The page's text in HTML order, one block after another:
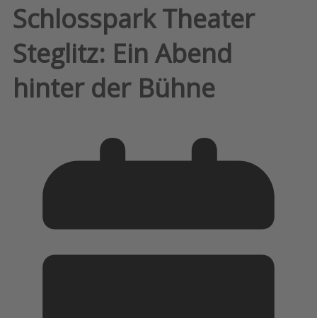
Schlosspark Theater
Steglitz: Ein Abend
hinter der Bühne